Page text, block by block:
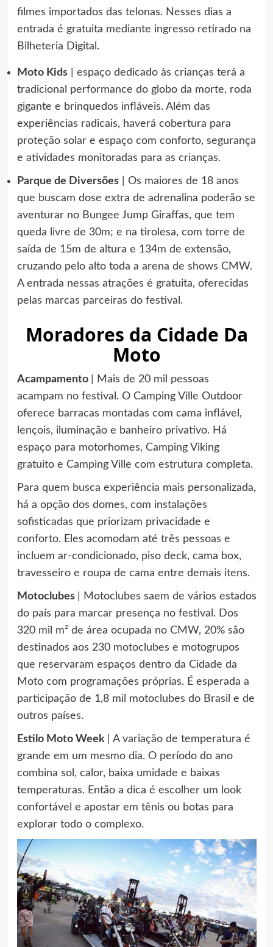
filmes importados das telonas. Nesses dias a
entrada é gratuita mediante ingresso retirado na
Bilheteria Digital.
Moto Kids| espaço dedicado às crianças terá a
tradicional performance do globo da morte, roda
gigante e brinquedos infláveis. Além das
experiências radicais, haverá cobertura para
proteção solar e espaço com conforto, segurança
e atividades monitoradas para as crianças.
Parque de Diversões| Os maiores de 18 anos
que buscam dose extra de adrenalina poderão se
aventurar no Bungee Jump Giraffas, que tem
queda livre de 30m; e na tirolesa, com torre de
saída de 15m de altura e 134m de extensão,
cruzando pelo alto toda a arena de shows CMW.
A entrada nessas atrações é gratuita, oferecidas
pelas marcas parceiras do festival.
Moradores da Cidade Da
Moto
Acampamento
| Mais de 20 mil pessoas
acampam no festival. O Camping Ville Outdoor
oferece barracas montadas com cama inflável,
lençois, iluminação e banheiro privativo. Há
espaço para motorhomes, Camping Viking
gratuito e Camping Ville com estrutura completa.
Para quem busca experiência mais personalizada,
há a opção dos domes, com instalações
sofisticadas que priorizam privacidade e
conforto. Eles acomodam até três pessoas e
incluem ar-condicionado, piso deck, cama box,
travesseiro e roupa de cama entre demais itens.
Motoclubes
| Motoclubes saem de vários estados
do país para marcar presença no festival. Dos
320 mil m² de área ocupada no CMW, 20% são
destinados aos 230 motoclubes e motogrupos
que reservaram espaços dentro da Cidade da
Moto com programações próprias. É esperada a
participação de 1,8 mil motoclubes do Brasil e de
outros países.
Estilo Moto Week
| A variação de temperatura é
grande em um mesmo dia. O período do ano
combina sol, calor, baixa umidade e baixas
temperaturas. Então a dica é escolher um look
confortável e apostar em tênis ou botas para
explorar todo o complexo.